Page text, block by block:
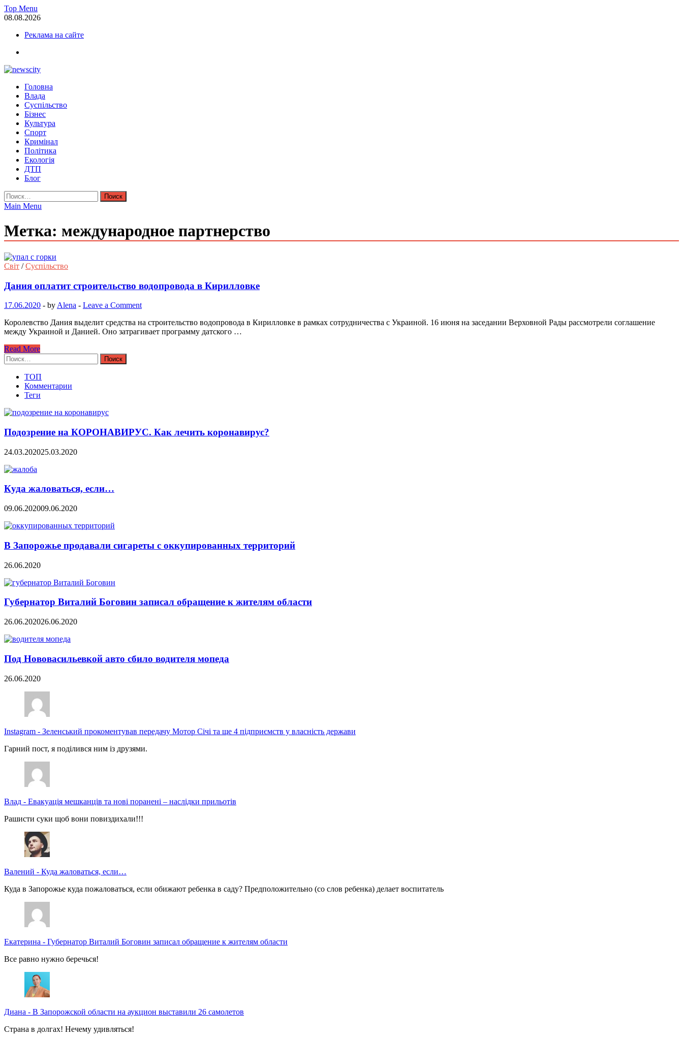
Skip
to
Top Menu
08.08.2026
Реклама на сайте
NewsCity — свежие новости Запорожья сегодня
Новости Запорожья и Запорожской области сегодня. События Запорожья, коррупция, политика, дтп, новости спорта
Головна
Влада
Суспільство
Бізнес
Культура
Спорт
Кримінал
Політика
Екологія
ДТП
Блог
Найти:
Main Menu
Метка: международное партнерство
Світ /Суспільство
Дания оплатит строительство водопровода в Кирилловке
17.06.2020 - by Alena - Leave a Comment
Королевство Дания выделит средства на строительство водопровода в Кирилловке в рамках сотрудничества с Украиной. 16 июня на заседании Верховной Рады рассмотрели соглашение
между Украиной и Данией. Оно затрагивает программу датского …
Read More
Найти:
ТОП
Комментарии
Теги
Подозрение на КОРОНАВИРУС. Как лечить коронавирус?
24.03.202025.03.2020
Куда жаловаться, если…
09.06.202009.06.2020
В Запорожье продавали сигареты с оккупированных территорий
26.06.2020
Губернатор Виталий Боговин записал обращение к жителям области
26.06.202026.06.2020
Под Нововасильевкой авто сбило водителя мопеда
26.06.2020
Instagram - Зеленський прокоментував передачу Мотор Січі та ще 4 підприємств у власність держави
Гарний пост, я поділився ним із друзями.
Влад - Евакуація мешканців та нові поранені – наслідки прильотів
Рашисти суки щоб вони повиздихали!!!
Валений - Куда жаловаться, если…
Куда в Запорожье куда пожаловаться, если обижают ребенка в саду? Предположительно (со слов ребенка) делает воспитатель
Екатерина - Губернатор Виталий Боговин записал обращение к жителям области
Все равно нужно беречься!
Диана - В Запорожской области на аукцион выставили 26 самолетов
Страна в долгах! Нечему удивляться!